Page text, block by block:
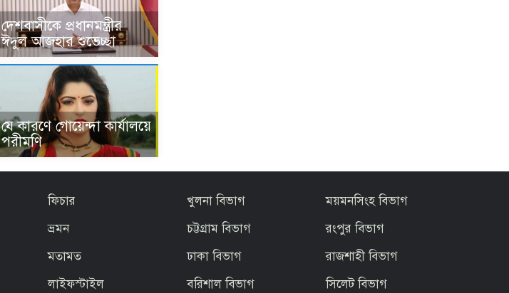
দেশবাসীকে প্রধানমন্ত্রীর
ঈদুল আজহার শুভেচ্ছা
যে কারণে গোয়েন্দা কার্যালয়ে
পরীমণি
ফিচার
ভ্রমন
মতামত
লাইফস্টাইল
খুলনা বিভাগ
চট্টগ্রাম বিভাগ
ঢাকা বিভাগ
বরিশাল বিভাগ
ময়মনসিংহ বিভাগ
রংপুর বিভাগ
রাজশাহী বিভাগ
সিলেট বিভাগ